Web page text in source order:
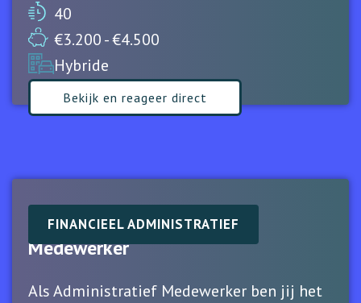
40
€3.200 - €4.500
Hybride
Bekijk en reageer direct
FINANCIEEL ADMINISTRATIEF
Financieel Administratief
Medewerker
Als Administratief Medewerker ben jij het